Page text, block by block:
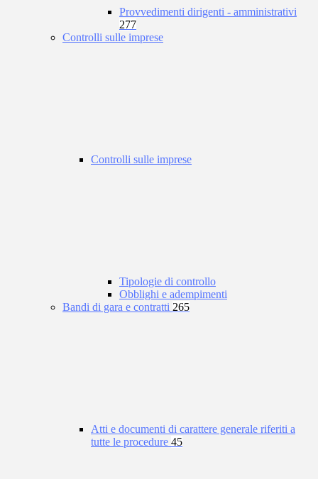
Provvedimenti dirigenti - amministrativi
277
Controlli sulle imprese
Controlli sulle imprese
Tipologie di controllo
Obblighi e adempimenti
Bandi di gara e contratti 265
Atti e documenti di carattere generale riferiti a
tutte le procedure 45